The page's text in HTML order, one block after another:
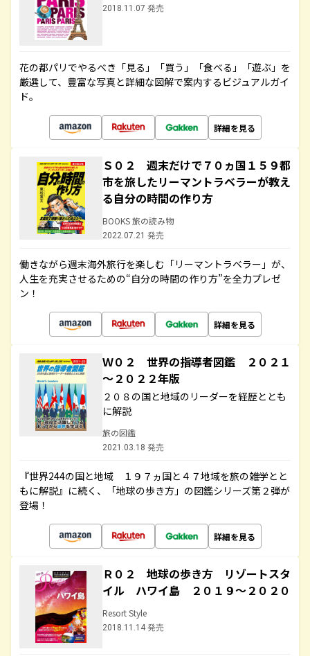
2018.11.07 発売
花の都パリでやるべき「見る」「買う」「食べる」「遊ぶ」を
厳選して、豊富な写真と詳細な図解で案内するビジュアルガイ
ド。
詳細を見る
Ｓ０２ 週末だけで７０ヵ国１５９都
市を旅したリーマントラベラーが教え
る自分の時間の作り方
BOOKS 旅の読み物
2022.07.21 発売
働きながら週末海外旅行を楽しむ「リーマントラベラー」が、
人生を充実させるための“自分の時間の作り方”を全力プレゼ
ン！
詳細を見る
Ｗ０２ 世界の指導者図鑑 ２０２１
～２０２２年版
２０８の国と地域のリーダーを経歴ととも
に解説
旅の図鑑
2021.03.18 発売
『世界244の国と地域 １９７ヵ国と４７地域を旅の雑学とと
もに解説』に続く、「地球の歩き方」の図鑑シリーズ第２弾が
登場！
詳細を見る
Ｒ０２ 地球の歩き方 リゾートスタ
イル ハワイ島 ２０１９～２０２０
Resort Style
2018.11.14 発売